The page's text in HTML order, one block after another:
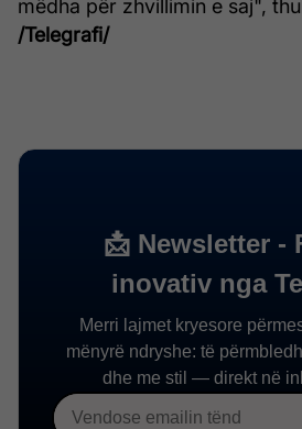
mëdha për zhvillimin e saj",
/Telegrafi/